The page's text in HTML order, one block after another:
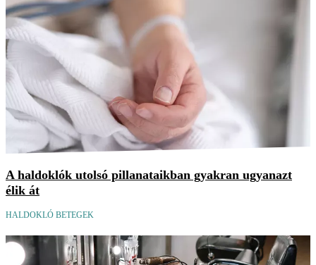
A haldoklók utolsó pillanataikban gyakran ugyanazt
élik át
HALDOKLÓ BETEGEK